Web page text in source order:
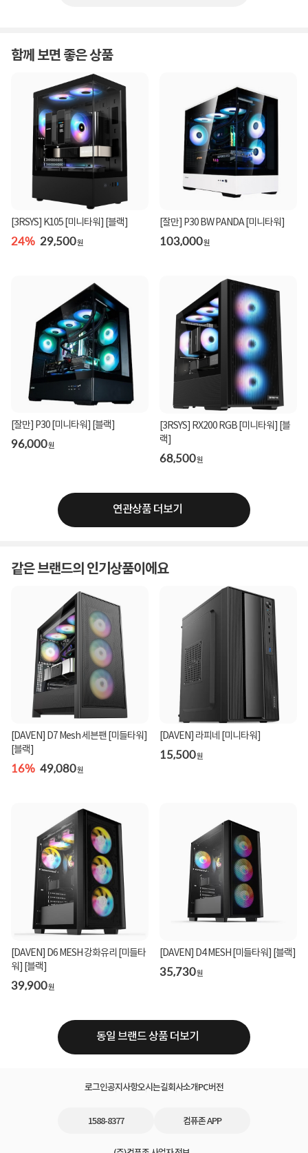
함께 보면 좋은 상품
[3RSYS] K105 [미니타워] [블랙]
24% 29,500원
[잘만] P30 BW PANDA [미니타워]
103,000원
[잘만] P30 [미니타워] [블랙]
96,000원
[3RSYS] RX200 RGB [미니타워] [블
랙]
68,500원
연관상품 더보기
같은 브랜드의 인기상품이에요
[DAVEN] D7 Mesh 세븐팬 [미들타워]
[블랙]
16% 49,080원
[DAVEN] 라피네 [미니타워]
15,500원
[DAVEN] D6 MESH 강화유리 [미들타
워] [블랙]
39,900원
[DAVEN] D4 MESH [미들타워] [블랙]
35,730원
동일 브랜드 상품 더보기
로그인공지사항오시는길회사소개PC버전
1588-8377 컴퓨존 APP